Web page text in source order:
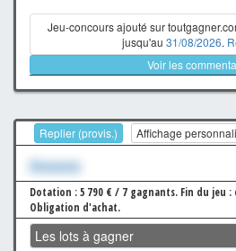
Jeu-concours ajouté sur
jusqu'au 31/08/2026.
Voir les
Replier (provis.) Affichage
Xxxxxxx
Dotation : 5 790 € / 7 gagnants. Fin du jeu :
Obligation d'achat.
Les lots à gagner